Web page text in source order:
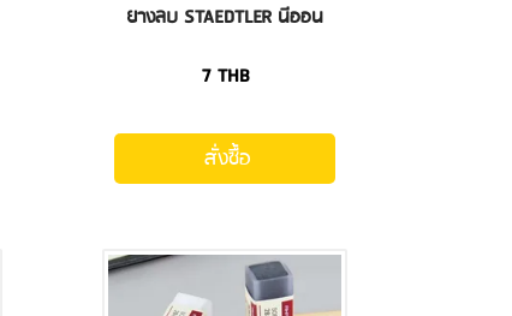
ยางลบ STAEDTLER นีออน
7THB
สั่งซื้อ